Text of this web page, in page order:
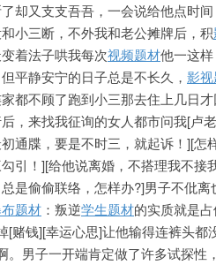
却又支支吾吾，一会说给他点时
小三断，不外我和老公摊牌后，积
着法子哄我每次视频题材他一这
平静安宁的日子总是不长久， 影
都不顾了跑到小三那去住上几日
，来找我征询的女人都市问我[卢
通牒，要是不时三，就起诉！][
引！][给他说离婚，不搭理我不
是偷偷联络，怎样办?]男子不仳
题材 ：叛逆学生题材的实质就是
[赌钱][幸运心思]让他输得连裤头
。男子一开端肯定做了许多试探